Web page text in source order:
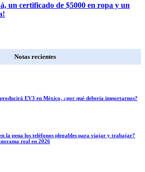
un certificado de $5000 en ropa y un
Notas recientes
EV3 en México, ¿por qué debería importarnos?
la pena los teléfonos plegables para viajar y trabajar?
real en 2026